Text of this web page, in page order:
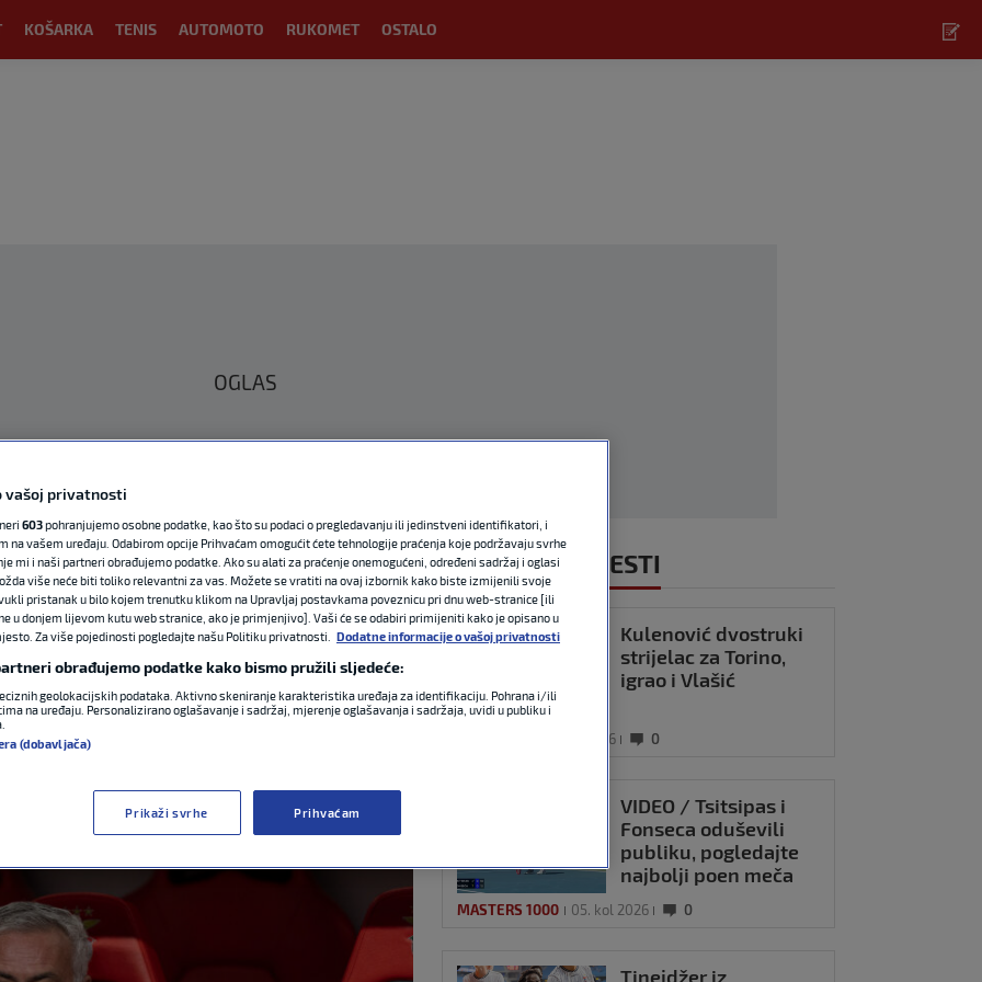
KOŠARKA TENIS AUTOMOTO RUKOMET OSTALO
OGLAS
novi je
komentara
NAJNOVIJE VIJESTI
Kulenović dvostruki
strijelac za Torino,
igrao i Vlašić
05. kol 2026 0
VIDEO / Tsitsipas i
Fonseca oduševili
publiku, pogledajte
najbolji poen meča
MASTERS 1000 05. kol 2026 0
Tinejdžer iz
vašoj privatnosti
603pohranjujemo osobne podatke, kao što su podaci o pregledavanju ili jedinstveni identifikatori, i
na vašem uređaju. Odabirom opcije Prihvaćam omogućit ćete tehnologije praćenja koje podržavaju svrhe
mi i naši partneri obrađujemo podatke. Ako su alati za praćenje onemogućeni, određeni sadržaj i oglasi
više neće biti toliko relevantni za vas. Možete se vratiti na ovaj izbornik kako biste izmijenili svoje
pristanak u bilo kojem trenutku klikom na Upravljaj postavkama poveznicu pri dnu web-stranice [ili
u donjem lijevom kutu web stranice, ako je primjenjivo]. Vaši će se odabiri primijeniti kako je opisano u
Za više pojedinosti pogledajte našu Politiku privatnosti.
Dodatne informacije o vašoj privatnosti
obrađujemo podatke kako bismo pružili sljedeće:
geolokacijskih podataka. Aktivno skeniranje karakteristika uređaja za identifikaciju. Pohrana i/ili
na uređaju. Personalizirano oglašavanje i sadržaj, mjerenje oglašavanja i sadržaja, uvidi u publiku i
(dobavljača)
Prikaži svrhe Prihvaćam